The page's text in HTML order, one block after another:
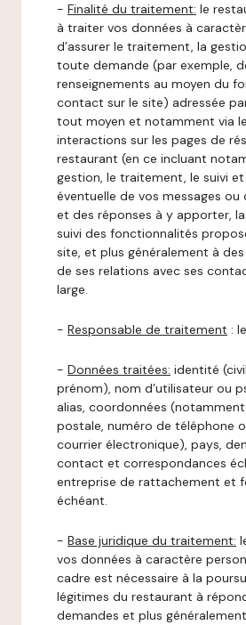
- Finalité du traitement: le
à traiter vos données à
d’assurer le traitement, la
toute demande (par exemple,
renseignements au moyen du
contact sur le site) adressée
tout moyen et notamment via
interactions sur les pages de
restaurant (en ce incluant
gestion, le traitement, le suivi
éventuelle de vos messages
et des réponses à y apporter,
suivi des fonctionnalités
site, et plus généralement à
de ses relations avec ses
large.
- Responsable de traitement :
- Données traitées: identité
prénom), nom d’utilisateur ou
alias, coordonnées
postale, numéro de téléphone
courrier électronique), pays,
contact et correspondances
entreprise de rattachement et
échéant.
- Base juridique du traitement:
vos données à caractère
cadre est nécessaire à la
légitimes du restaurant à
demandes et plus